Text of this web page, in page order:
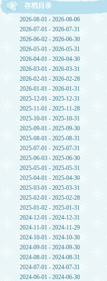
存档目录
2026-08-01 - 2026-08-06
2026-07-01 - 2026-07-31
2026-06-02 - 2026-06-30
2026-05-01 - 2026-05-31
2026-04-01 - 2026-04-30
2026-03-01 - 2026-03-31
2026-02-01 - 2026-02-28
2026-01-01 - 2026-01-31
2025-12-01 - 2025-12-31
2025-11-01 - 2025-11-28
2025-10-01 - 2025-10-31
2025-09-01 - 2025-09-30
2025-08-01 - 2025-08-31
2025-07-01 - 2025-07-31
2025-06-03 - 2025-06-30
2025-05-01 - 2025-05-31
2025-04-01 - 2025-04-30
2025-03-01 - 2025-03-31
2025-02-01 - 2025-02-28
2025-01-02 - 2025-01-31
2024-12-01 - 2024-12-31
2024-11-01 - 2024-11-29
2024-10-01 - 2024-10-30
2024-09-01 - 2024-09-30
2024-08-01 - 2024-08-31
2024-07-01 - 2024-07-31
2024-06-01 - 2024-06-30